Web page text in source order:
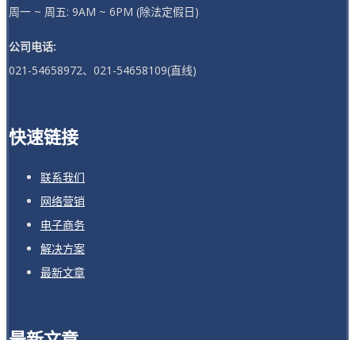
周一 ~ 周五: 9AM ~ 6PM (除法定假日)
公司电话:
021-54658972、021-54658109(直线)
快速链接
联系我们
网络营销
电子商务
解决方案
最新文章